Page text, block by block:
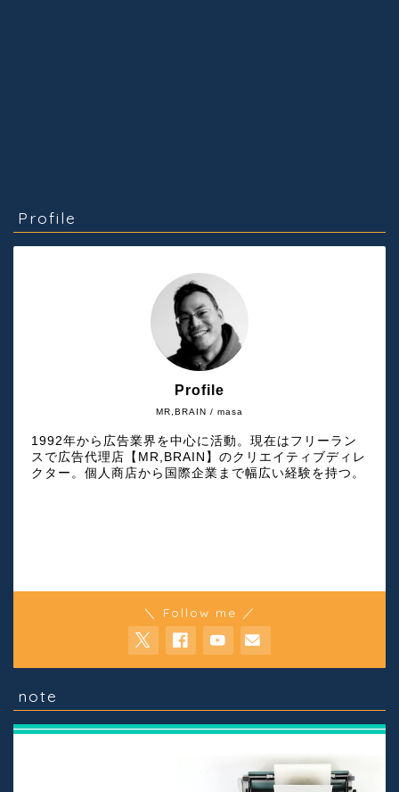
Profile
MR,BRAIN / masa
Profile
1992年から広告業界を中心に活動。現在はフリーラン
スで広告代理店【MR,BRAIN】のクリエイティブディレ
クター。個人商店から国際企業まで幅広い経験を持つ。
＼ Follow me ／
note